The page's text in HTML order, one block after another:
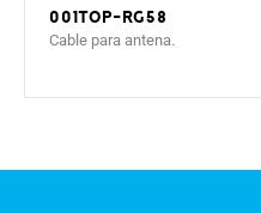
001TOP-RG58
Cable para antena.